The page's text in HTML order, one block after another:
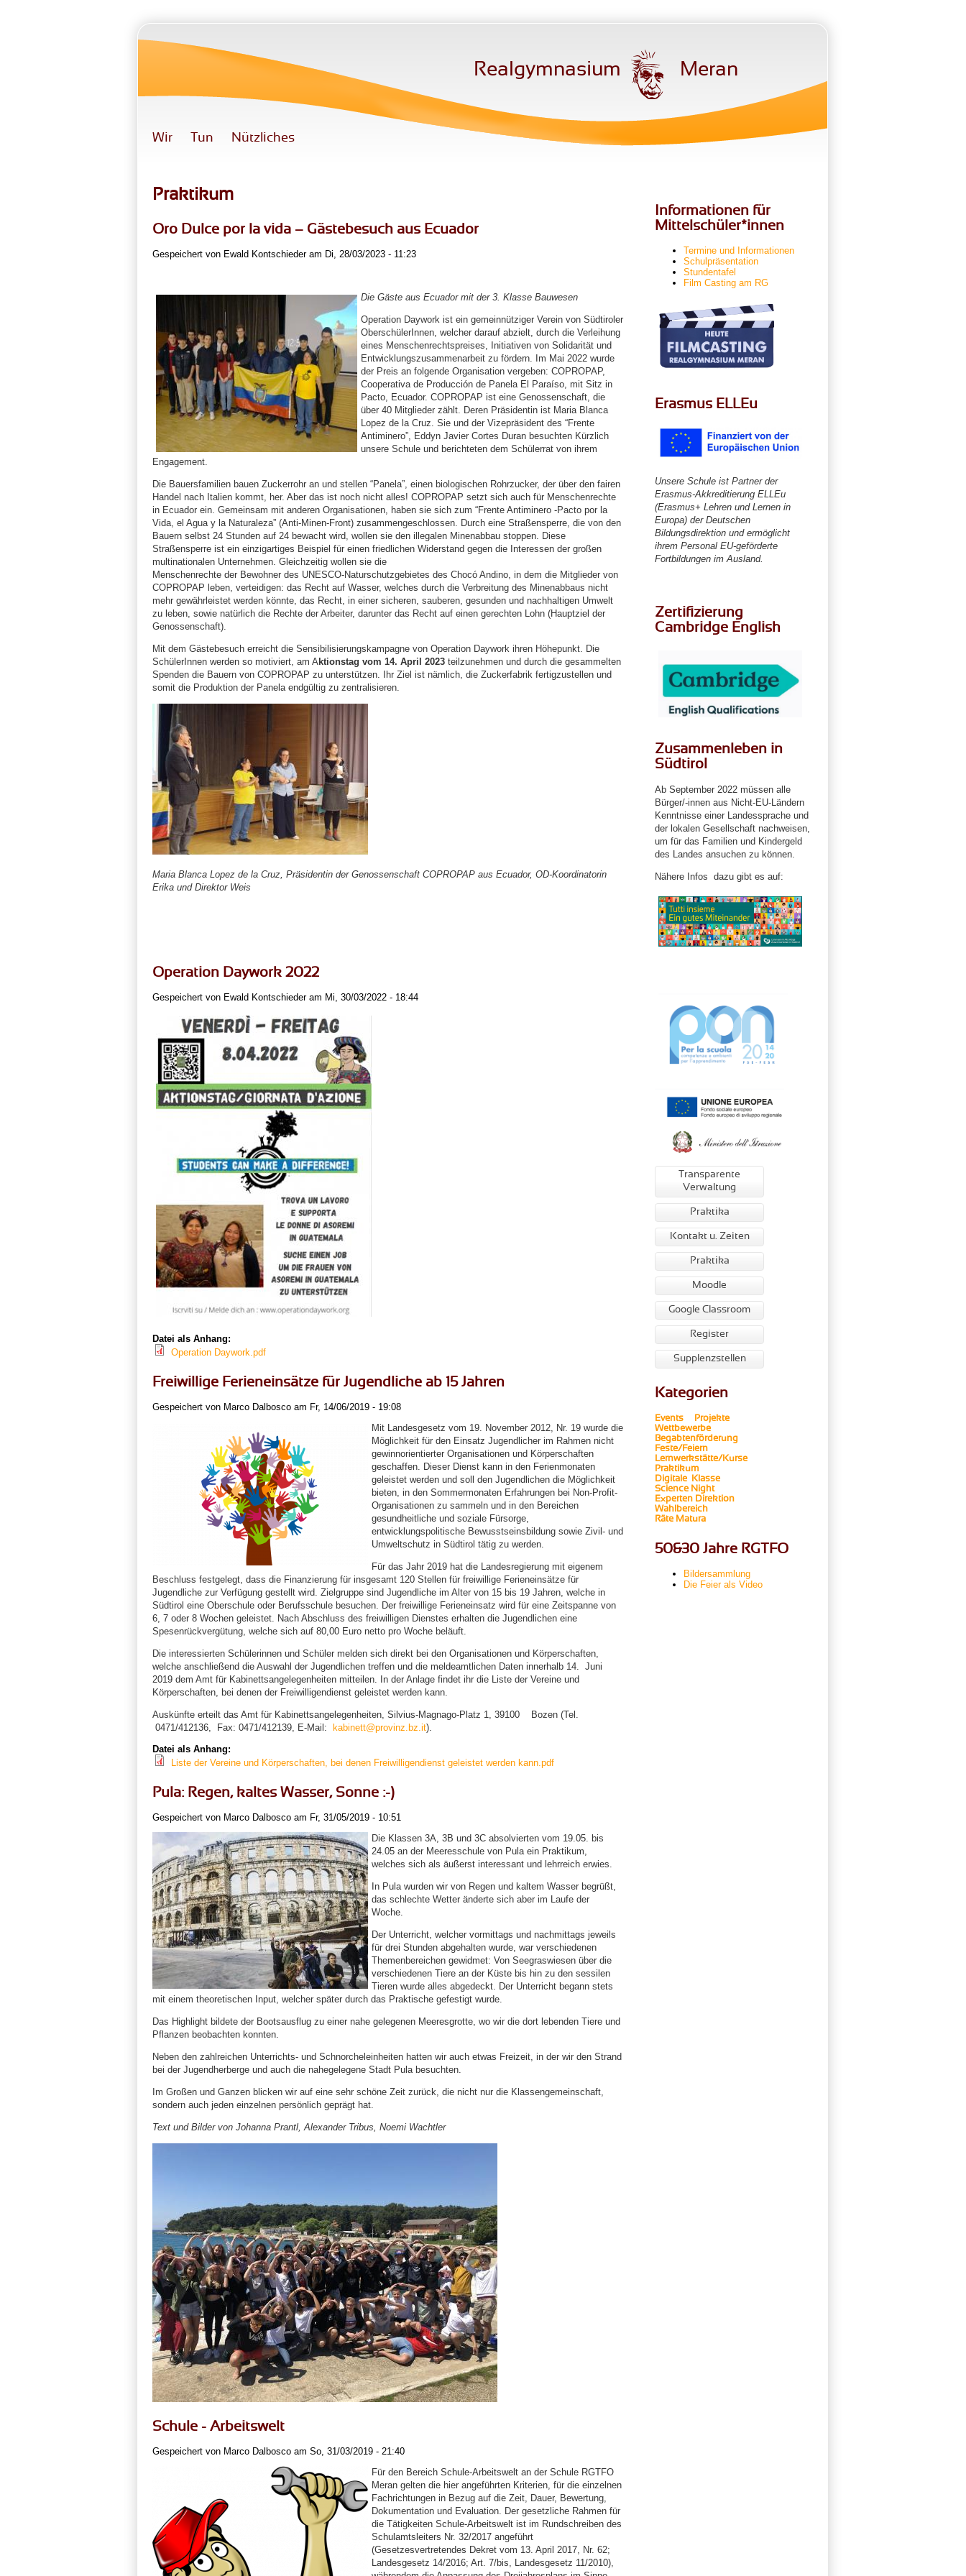
Realgymnasium Meran
Wir Tun Nützliches
Praktikum
Oro Dulce por la vida – Gästebesuch aus Ecuador
Gespeichert von Ewald Kontschiederam Di, 28/03/2023 - 11:23
Die Gäste aus Ecuador mit der 3. Klasse Bauwesen
Operation Daywork ist ein gemeinnütziger Verein von Südtiroler
OberschülerInnen, welcher darauf abzielt, durch die Verleihung
eines Menschenrechtspreises, Initiativen von Solidarität und
Entwicklungszusammenarbeit zu fördern. Im Mai 2022 wurde
der Preis an folgende Organisation vergeben: COPROPAP,
Cooperativa de Producción de Panela El Paraíso, mit Sitz in
Pacto, Ecuador. COPROPAP ist eine Genossenschaft, die
über 40 Mitglieder zählt. Deren Präsidentin ist Maria Blanca
Lopez de la Cruz. Sie und der Vizepräsident des “Frente
Antiminero”, Eddyn Javier Cortes Duran besuchten Kürzlich
unsere Schule und berichteten dem Schülerrat von ihrem
Engagement.
Die Bauersfamilien bauen Zuckerrohr an und stellen “Panela”, einen biologischen Rohrzucker, der über den fairen
Handel nach Italien kommt, her. Aber das ist noch nicht alles! COPROPAP setzt sich auch für Menschenrechte
in Ecuador ein. Gemeinsam mit anderen Organisationen, haben sie sich zum “Frente Antiminero -Pacto por la
Vida, el Agua y la Naturaleza” (Anti-Minen-Front) zusammengeschlossen. Durch eine Straßensperre, die von den
Bauern selbst 24 Stunden auf 24 bewacht wird, wollen sie den illegalen Minenabbau stoppen. Diese
Straßensperre ist ein einzigartiges Beispiel für einen friedlichen Widerstand gegen die Interessen der großen
multinationalen Unternehmen. Gleichzeitig wollen sie die
Menschenrechte der Bewohner des UNESCO-Naturschutzgebietes des Chocó Andino, in dem die Mitglieder von
COPROPAP leben, verteidigen: das Recht auf Wasser, welches durch die Verbreitung des Minenabbaus nicht
mehr gewährleistet werden könnte, das Recht, in einer sicheren, sauberen, gesunden und nachhaltigen Umwelt
zu leben, sowie natürlich die Rechte der Arbeiter, darunter das Recht auf einen gerechten Lohn (Hauptziel der
Genossenschaft).
Mit dem Gästebesuch erreicht die Sensibilisierungskampagne von Operation Daywork ihren Höhepunkt. Die
SchülerInnen werden so motiviert, am Aktionstag vom 14. April 2023 teilzunehmen und durch die gesammelten
Spenden die Bauern von COPROPAP zu unterstützen. Ihr Ziel ist nämlich, die Zuckerfabrik fertigzustellen und
somit die Produktion der Panela endgültig zu zentralisieren.
Maria Blanca Lopez de la Cruz, Präsidentin der Genossenschaft COPROPAP aus Ecuador, OD-Koordinatorin
Erika und Direktor Weis
Operation Daywork 2022
Gespeichert von Ewald Kontschiederam Mi, 30/03/2022 - 18:44
Datei als Anhang:
Operation Daywork.pdf
Freiwillige Ferieneinsätze für Jugendliche ab 15 Jahren
Gespeichert von Marco Dalbosco am Fr, 14/06/2019 - 19:08
Mit Landesgesetz vom 19. November 2012, Nr. 19 wurde die
Möglichkeit für den Einsatz Jugendlicher im Rahmen nicht
gewinnorientierter Organisationen und Körperschaften
geschaffen. Dieser Dienst kann in den Ferienmonaten
geleistet werden und soll den Jugendlichen die Möglichkeit
bieten, in den Sommermonaten Erfahrungen bei Non-Profit-
Organisationen zu sammeln und in den Bereichen
gesundheitliche und soziale Fürsorge,
entwicklungspolitische Bewusstseinsbildung sowie Zivil- und
Umweltschutz in Südtirol tätig zu werden.
Für das Jahr 2019 hat die Landesregierung mit eigenem
Beschluss festgelegt, dass die Finanzierung für insgesamt 120 Stellen für freiwillige Ferieneinsätze für
Jugendliche zur Verfügung gestellt wird. Zielgruppe sind Jugendliche im Alter von 15 bis 19 Jahren, welche in
Südtirol eine Oberschule oder Berufsschule besuchen. Der freiwillige Ferieneinsatz wird für eine Zeitspanne von
6, 7 oder 8 Wochen geleistet. Nach Abschluss des freiwilligen Dienstes erhalten die Jugendlichen eine
Spesenrückvergütung, welche sich auf 80,00 Euro netto pro Woche beläuft.
Die interessierten Schülerinnen und Schüler melden sich direkt bei den Organisationen und Körperschaften,
welche anschließend die Auswahl der Jugendlichen treffen und die meldeamtlichen Daten innerhalb 14. Juni
2019 dem Amt für Kabinettsangelegenheiten mitteilen. In der Anlage findet ihr die Liste der Vereine und
Körperschaften, bei denen der Freiwilligendienst geleistet werden kann.
Auskünfte erteilt das Amt für Kabinettsangelegenheiten, Silvius-Magnago-Platz 1, 39100 Bozen (Tel.
0471/412136, Fax: 0471/412139, E-Mail:
kabinett@provinz.bz.it).
Datei als Anhang:
Liste der Vereine und Körperschaften, bei denen Freiwilligendienst geleistet werden kann.pdf
Pula: Regen, kaltes Wasser, Sonne :-)
Gespeichert von Marco Dalbosco am Fr, 31/05/2019 - 10:51
Die Klassen 3A, 3B und 3C absolvierten vom 19.05. bis
24.05 an der Meeresschule von Pula ein Praktikum,
welches sich als äußerst interessant und lehrreich erwies.
In Pula wurden wir von Regen und kaltem Wasser begrüßt,
das schlechte Wetter änderte sich aber im Laufe der
Woche.
Der Unterricht, welcher vormittags und nachmittags jeweils
für drei Stunden abgehalten wurde, war verschiedenen
Themenbereichen gewidmet: Von Seegraswiesen über die
verschiedenen Tiere an der Küste bis hin zu den sessilen
Tieren wurde alles abgedeckt. Der Unterricht begann stets
mit einem theoretischen Input, welcher später durch das Praktische gefestigt wurde.
Das Highlight bildete der Bootsausflug zu einer nahe gelegenen Meeresgrotte, wo wir die dort lebenden Tiere und
Pflanzen beobachten konnten.
Neben den zahlreichen Unterrichts- und Schnorcheleinheiten hatten wir auch etwas Freizeit, in der wir den Strand
bei der Jugendherberge und auch die nahegelegene Stadt Pula besuchten.
Im Großen und Ganzen blicken wir auf eine sehr schöne Zeit zurück, die nicht nur die Klassengemeinschaft,
sondern auch jeden einzelnen persönlich geprägt hat.
Text und Bilder von Johanna Prantl, Alexander Tribus, Noemi Wachtler
Schule - Arbeitswelt
Gespeichert von Marco Dalbosco am So, 31/03/2019 - 21:40
Für den Bereich Schule-Arbeitswelt an der Schule RGTFO
Meran gelten die hier angeführten Kriterien, für die einzelnen
Fachrichtungen in Bezug auf die Zeit, Dauer, Bewertung,
Dokumentation und Evaluation. Der gesetzliche Rahmen für
die Tätigkeiten Schule-Arbeitswelt ist im Rundschreiben des
Schulamtsleiters Nr. 32/2017 angeführt
(Gesetzesvertretendes Dekret vom 13. April 2017, Nr. 62;
Landesgesetz 14/2016; Art. 7/bis, Landesgesetz 11/2010),
Informationen für
Mittelschüler*innen
Termine und Informationen
Schulpräsentation
Stundentafel
Film Casting am RG
Erasmus ELLEu
Unsere Schule ist Partner der
Erasmus-Akkreditierung ELLEu
(Erasmus+ Lehren und Lernen in
Europa) der Deutschen
Bildungsdirektion und ermöglicht
ihrem Personal EU-geförderte
Fortbildungen im Ausland.
Zertifizierung
Cambridge English
Zusammenleben in
Südtirol
Ab September 2022 müssen alle
Bürger/-innen aus Nicht-EU-Ländern
Kenntnisse einer Landessprache und
der lokalen Gesellschaft nachweisen,
um für das Familien und Kindergeld
des Landes ansuchen zu können.
Nähere Infos dazu gibt es auf:
Transparente
Verwaltung
Praktika
Kontakt u. Zeiten
Praktika
Moodle
Google Classroom
Register
Supplenzstellen
Kategorien
Events
Projekte
Wettbewerbe
Begabtenförderung
Feste/Feiern
Lernwerkstätte/Kurse
Praktikum
Digitale Klasse
Science Night
Experten Direktion
Wahlbereich
Räte Matura
50&30 Jahre RGTFO
Bildersammlung
Die Feier als Video